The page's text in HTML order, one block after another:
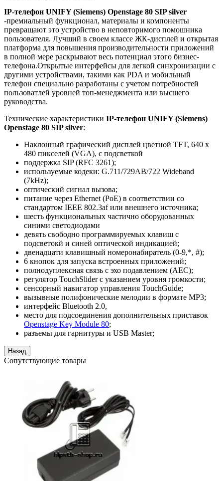
IP-телефон UNIFY (Siemens) Openstage 80 SIP silver
-премиальный функционал, материалы и компоненты
превращают это устройство в неповторимого помошника
пользователя. Лучший в своем классе ЖК-дисплей и открытая
платформа для повышения производительности приложений
в полной мере раскрывают весь потенциал этого бизнес-
телефона.Открытые интерфейсы для легкой синхронизации с
другими устройствами, такими как PDA и мобильный
телефон специально разработаны с учетом потребностей
пользоватлей уровней топ-менеджмента или высшего
руководства.
Технические характеристики IP-телефон UNIFY (Siemens)
Openstage 80 SIP silver:
Наклонный графический дисплей цветной TFT, 640 х
480 пикселей (VGA), с подсветкой
поддержка SIP (RFC 3261);
используемые кодеки: G.711/729AB/722 Wideband
(7kHz);
оптический сигнал вызова;
питание через Ethernet (PoE) в соответствии со
стандартом IEEE 802.3af или внешнего источника;
шесть функциональных частично оборудованных
синими светодиодами
девять свободно программируемых клавиш с
подсветокй и синей оптической индикацией;
двенадцати клавишный номеронабиратель (0-9,*, #);
6 кнопок для запуска встроенных приложений;
полнодуплексная связь с эхо подавлением (AEC);
регулятор TouchSlider с указанием уровня громкости;
сенсорный навигатор управления TouchGuide;
вызывные полифонические мелодии в формате MP3;
интерфейс Bluetooth 2.0,
место для подсоединения дополнительных приставок
Openstage Key Module 80;
разъемы для гарнитуры и USB Master;
Сопутствующие товары